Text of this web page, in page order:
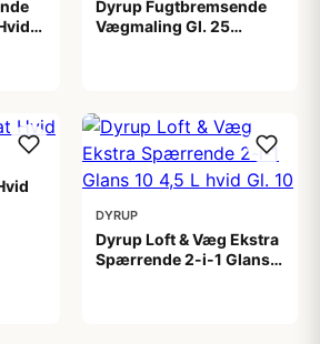
Dyrup Fugtbremsende
Vægmaling Gl. 25
DYRUP
Dyrup Loft & Væg Ekstra
Spærrende 2-i-1 Glans